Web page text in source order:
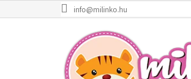
a
info@milinko.hu